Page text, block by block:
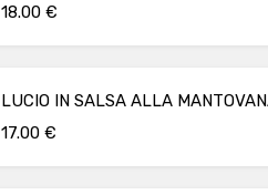
18.00 €
LUCIO IN SALSA ALLA
17.00 €